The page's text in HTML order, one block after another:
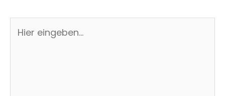
eingeben…